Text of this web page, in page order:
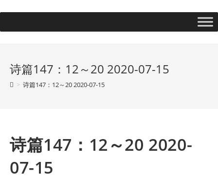
诗篇147：12～20 2020-07-15
> 诗篇147：12～20 2020-07-15
诗篇147：12～20 2020-
07-15